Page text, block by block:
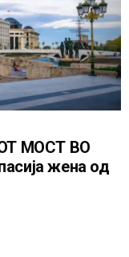
МОСТ ВО
жена од